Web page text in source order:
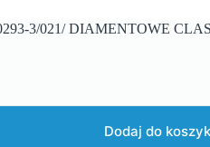
3/021/ DIAMENTOWE
Dodaj do